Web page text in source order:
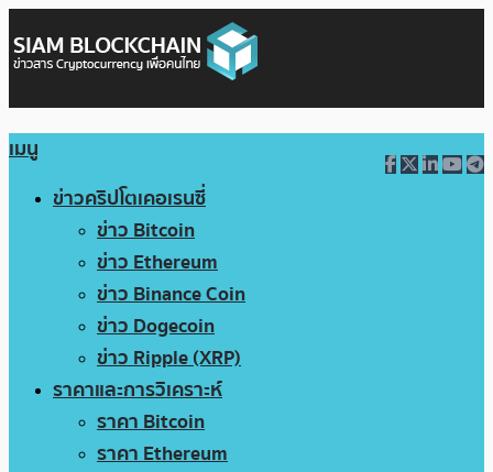
เมนู
ข่าวคริปโตเคอเรนซี่
ข่าว Bitcoin
ข่าว Ethereum
ข่าว Binance Coin
ข่าว Dogecoin
ข่าว Ripple (XRP)
ราคาและการวิเคราะห์
ราคา Bitcoin
ราคา Ethereum